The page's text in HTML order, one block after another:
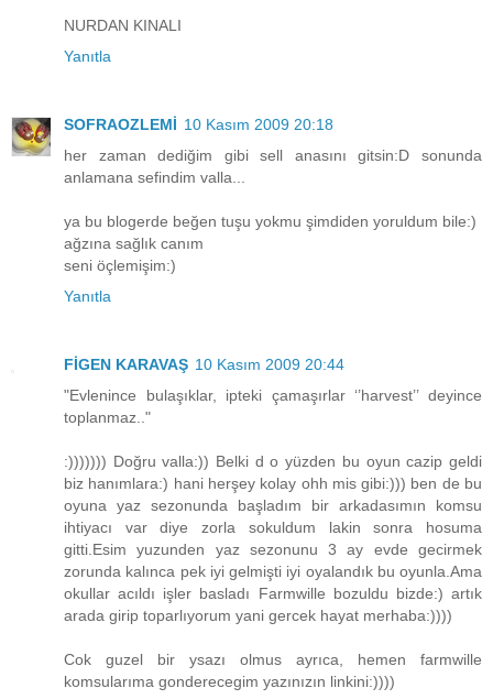
NURDAN KINALI
Yanıtla
SOFRAOZLEMİ 10 Kasım 2009 20:18
her zaman dediğim gibi sell anasını gitsin:D sonunda
anlamana sefindim valla...
ya bu blogerde beğen tuşu yokmu şimdiden yoruldum bile:)
ağzına sağlık canım
seni öçlemişim:)
Yanıtla
FİGEN KARAVAŞ 10 Kasım 2009 20:44
"Evlenince bulaşıklar, ipteki çamaşırlar ‘’harvest’’ deyince
toplanmaz.."
:))))))) Doğru valla:)) Belki d o yüzden bu oyun cazip geldi
biz hanımlara:) hani herşey kolay ohh mis gibi:))) ben de bu
oyuna yaz sezonunda başladım bir arkadasımın komsu
ihtiyacı var diye zorla sokuldum lakin sonra hosuma
gitti.Esim yuzunden yaz sezonunu 3 ay evde gecirmek
zorunda kalınca pek iyi gelmişti iyi oyalandık bu oyunla.Ama
okullar acıldı işler basladı Farmwille bozuldu bizde:) artık
arada girip toparlıyorum yani gercek hayat merhaba:))))
Cok guzel bir ysazı olmus ayrıca, hemen farmwille
komsularıma gonderecegim yazınızın linkini:))))